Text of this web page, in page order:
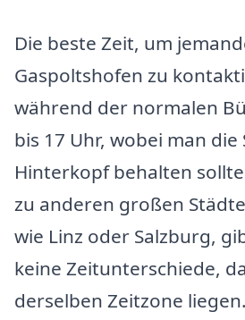
Die beste Zeit, um
Gaspoltshofen zu
während der normalen
bis 17 Uhr, wobei man
Hinterkopf behalten
zu anderen großen
wie Linz oder Salzburg,
keine Zeitunterschiede,
derselben Zeitzone